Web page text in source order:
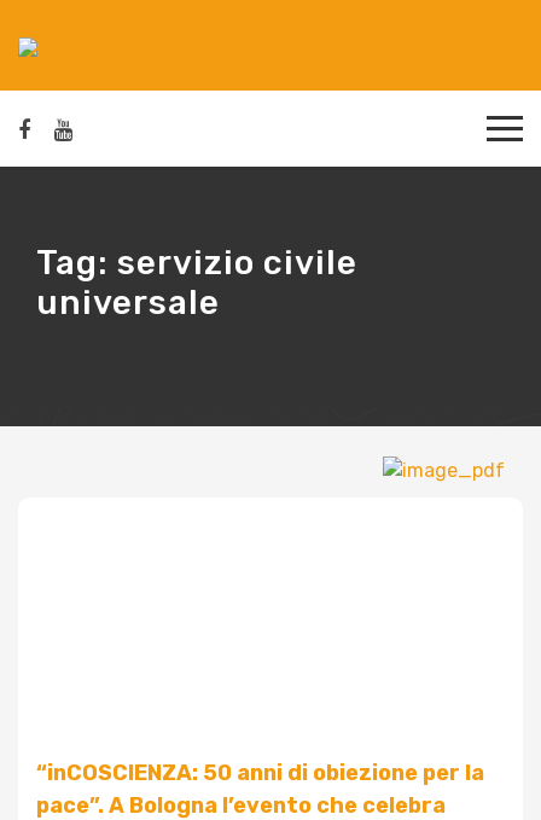
Tag: servizio civile
universale
“inCOSCIENZA: 50 anni di obiezione per la
pace”. A Bologna l’evento che celebra